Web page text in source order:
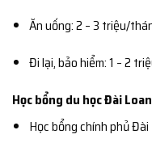
Ăn uống: 2 – 3 triệu/
Đi lại, bảo hiểm: 1 – 2
Học bổng du học Đài Loan
Học bổng chính phủ